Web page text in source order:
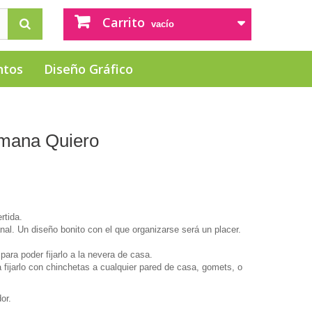
Carrito vacío
Diseño Gráfico
Quiero
Un diseño bonito con el que organizarse será un placer.
poder fijarlo a la nevera de casa.
con chinchetas a cualquier pared de casa, gomets, o